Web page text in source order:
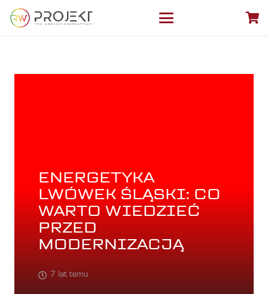
ENERGETYKA
LWÓWEK ŚLĄSKI: CO
WARTO WIEDZIEĆ
PRZED
MODERNIZACJĄ
7 lat temu